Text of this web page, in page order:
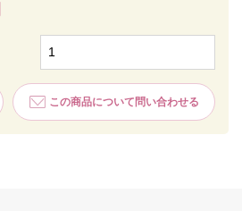
この商品について問い合わせる